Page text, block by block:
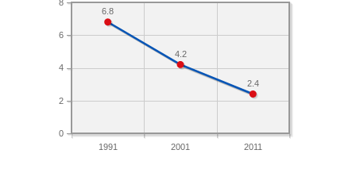
1991 2001 2011
0
2
4
6
8
2.4
4.2
6.8